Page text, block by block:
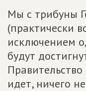
Мы с трибуны
(практически
исключением
будут
идет, ничего